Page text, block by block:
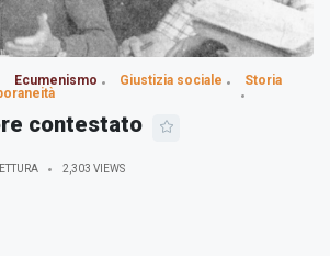
Ecumenismo Giustizia sociale
Storia
contestato
2,303 VIEWS